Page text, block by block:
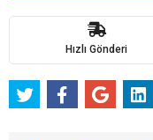
Hızlı Gönderi